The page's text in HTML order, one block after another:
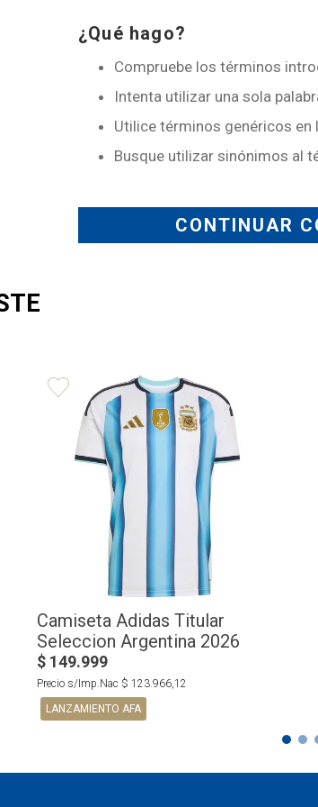
¿Qué hago?
Compruebe los términos
Intenta utilizar una sola
Utilice términos genéricos en
Busque utilizar sinónimos al
CONTINUAR
Camiseta Adidas Titular
Seleccion Argentina 2026
$ 149.999
Precio s/Imp.Nac $ 123. 966, 12
LANZAMIENTO AFA